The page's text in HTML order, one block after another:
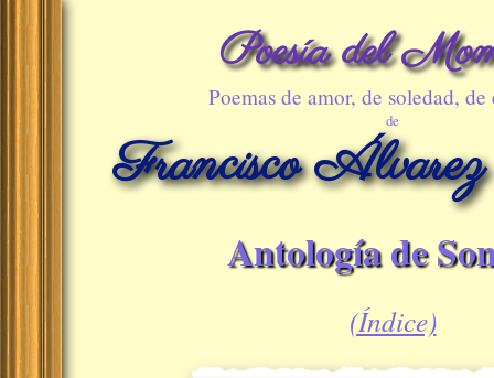
Poesía del
Poemas de amor, de soledad, de
de
Francisco
Antología de
(Índice)